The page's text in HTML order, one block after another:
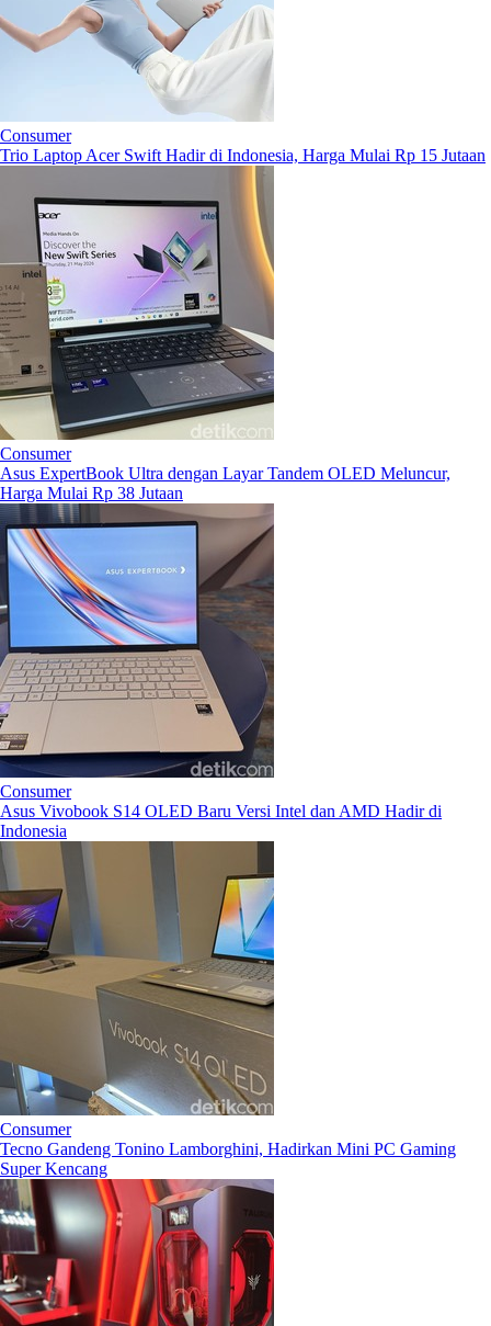
Consumer
Trio Laptop Acer Swift Hadir di Indonesia, Harga Mulai Rp 15 Jutaan
Consumer
Asus ExpertBook Ultra dengan Layar Tandem OLED Meluncur,
Harga Mulai Rp 38 Jutaan
Consumer
Asus Vivobook S14 OLED Baru Versi Intel dan AMD Hadir di
Indonesia
Consumer
Tecno Gandeng Tonino Lamborghini, Hadirkan Mini PC Gaming
Super Kencang